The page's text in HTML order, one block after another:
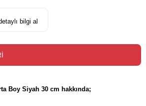
bilgi al
Boy Siyah 30 cm hakkında;